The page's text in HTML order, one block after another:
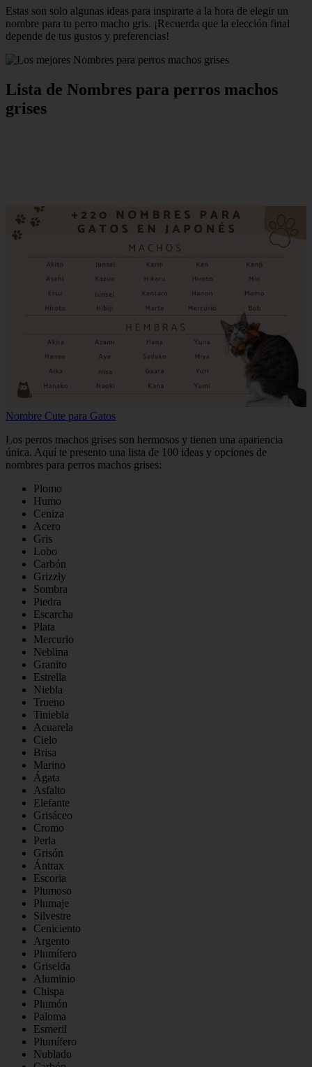
Estas son solo algunas ideas para inspirarte a la hora de elegir un
nombre para tu perro macho gris. ¡Recuerda que la elección final
depende de tus gustos y preferencias!
Lista de Nombres para perros machos
grises
Nombre Cute para Gatos
Los perros machos grises son hermosos y tienen una apariencia
única. Aquí te presento una lista de 100 ideas y opciones de
nombres para perros machos grises:
Plomo
Humo
Ceniza
Acero
Gris
Lobo
Carbón
Grizzly
Sombra
Piedra
Escarcha
Plata
Mercurio
Neblina
Granito
Estrella
Niebla
Trueno
Tiniebla
Acuarela
Cielo
Brisa
Marino
Ágata
Asfalto
Elefante
Grisáceo
Cromo
Perla
Grisón
Ántrax
Escoria
Plumoso
Plumaje
Silvestre
Ceniciento
Argento
Plumífero
Griselda
Aluminio
Chispa
Plumón
Paloma
Esmeril
Plumífero
Nublado